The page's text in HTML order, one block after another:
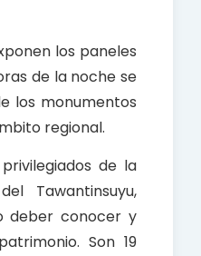
los paneles
de la noche se
los monumentos
regional.
de la
Tawantinsuyu,
deber conocer y
Son 19